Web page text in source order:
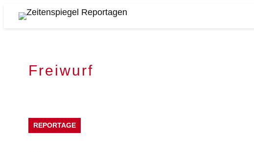
InhaltZeitenspiegel
Freiwurf
REPORTAGE